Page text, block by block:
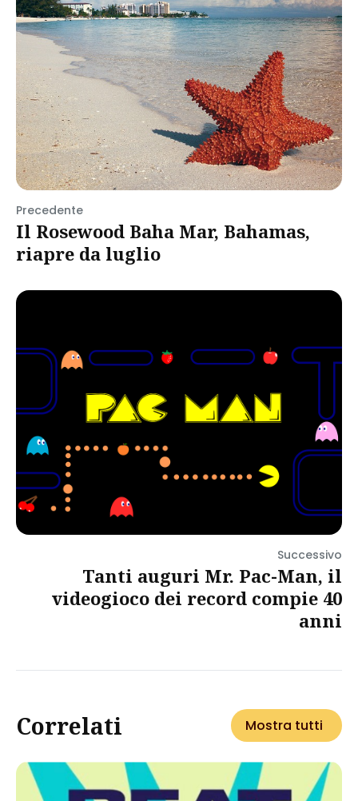
Precedente
Il Rosewood Baha Mar, Bahamas,
riapre da luglio
Successivo
Tanti auguri Mr. Pac-Man, il
videogioco dei record compie 40
anni
Correlati Mostra tutti